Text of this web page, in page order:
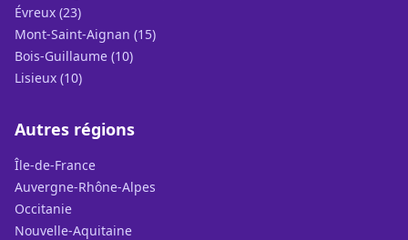
Évreux (23)
Mont-Saint-Aignan (15)
Bois-Guillaume (10)
Lisieux (10)
Autres régions
Île-de-France
Auvergne-Rhône-Alpes
Occitanie
Nouvelle-Aquitaine